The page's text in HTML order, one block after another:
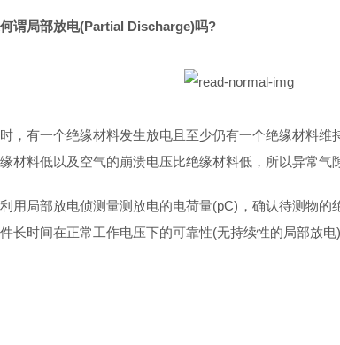
谓局部放电(Partial Discharge)吗?
，有一个绝缘材料发生放电且至少仍有一个绝缘材料
材料低以及空气的崩溃电压比绝缘材料低，所以异常气
用局部放电侦测量测放电的电荷量(pC)，确认待测物
长时间在正常工作电压下的可靠性(无持续性的局部放电)